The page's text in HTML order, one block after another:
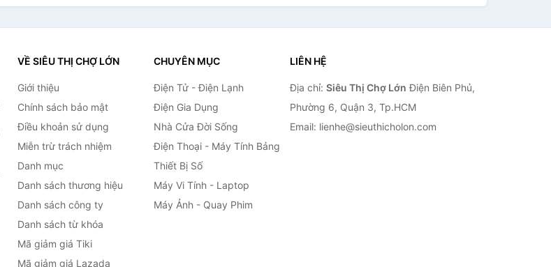
VỀ SIÊU THỊ CHỢ LỚN
Giới thiệu
Chính sách bảo mật
Điều khoản sử dụng
Miễn trừ trách nhiệm
Danh mục
Danh sách thương hiệu
Danh sách công ty
Danh sách từ khóa
Mã giảm giá Tiki
Mã giảm giá Lazada
CHUYÊN MỤC
Điện Tử - Điện Lạnh
Điện Gia Dụng
Nhà Cửa Đời Sống
Điện Thoại - Máy Tính Bảng
Thiết Bị Số
Máy Vi Tính - Laptop
Máy Ảnh - Quay Phim
LIÊN HỆ
Địa chỉ: Siêu Thị Chợ Lớn Điện Biên Phủ,
Phường 6, Quận 3, Tp.HCM
Email: lienhe@sieuthicholon.com